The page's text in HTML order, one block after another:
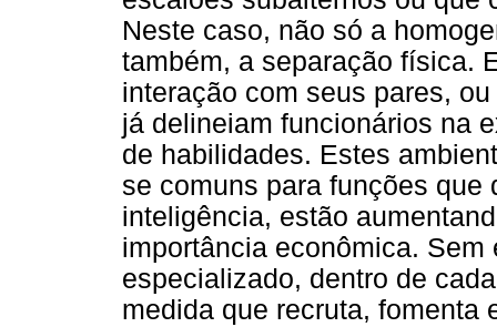
Neste caso, não só a
também, a separação física.
interação com seus pares,
já delineiam funcionários na
de habilidades. Estes
se comuns para funções
inteligência, estão
importância econômica.
especializado, dentro de
medida que recruta, fomenta